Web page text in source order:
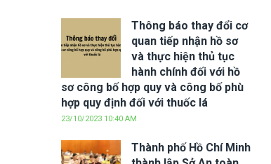
Thông báo thay đổi cơ
quan tiếp nhận hồ sơ
và thực hiện thủ tục
hành chính đối với hồ
sơ công bố hợp quy và công bố phù
hợp quy định đối với thuốc lá
23/10/2023 10:40 AM
Thành phố Hồ Chí Minh